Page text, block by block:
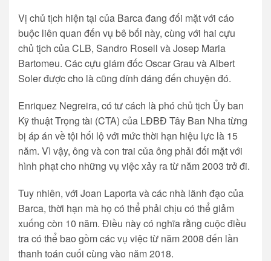
Vị chủ tịch hiện tại của Barca đang đối mặt với cáo
buộc liên quan đến vụ bê bối này, cùng với hai cựu
chủ tịch của CLB, Sandro Rosell và Josep Maria
Bartomeu. Các cựu giám đốc Oscar Grau và Albert
Soler được cho là cũng dính dáng đến chuyện đó.
Enriquez Negreira, có tư cách là phó chủ tịch Ủy ban
Kỹ thuật Trọng tài (CTA) của LĐBĐ Tây Ban Nha từng
bị áp án về tội hối lộ với mức thời hạn hiệu lực là 15
năm. Vì vậy, ông và con trai của ông phải đối mặt với
hình phạt cho những vụ việc xảy ra từ năm 2003 trở đi.
Tuy nhiên, với Joan Laporta và các nhà lãnh đạo của
Barca, thời hạn mà họ có thể phải chịu có thể giảm
xuống còn 10 năm. Điều này có nghĩa rằng cuộc điều
tra có thể bao gồm các vụ việc từ năm 2008 đến lần
thanh toán cuối cùng vào năm 2018.